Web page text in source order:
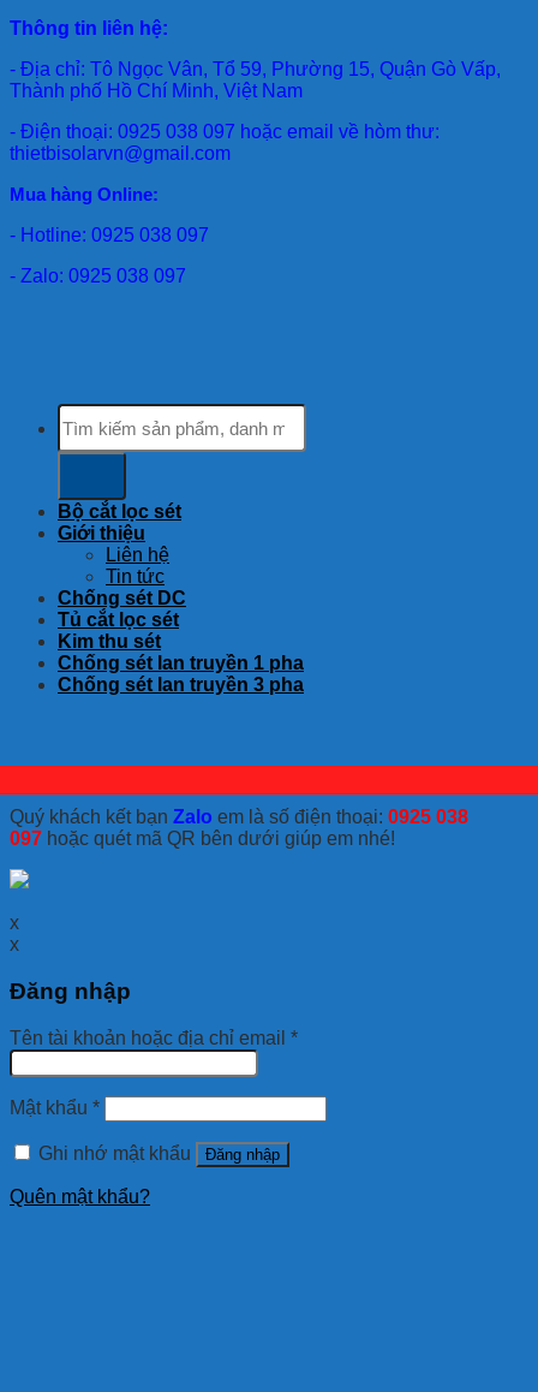
Thông tin liên hệ:
- Địa chỉ: Tô Ngọc Vân, Tổ 59, Phường 15, Quận Gò Vấp,
Thành phố Hồ Chí Minh, Việt Nam
- Điện thoại: 0925 038 097 hoặc email về hòm thư:
thietbisolarvn@gmail.com
Mua hàng Online:
- Hotline: 0925 038 097
- Zalo: 0925 038 097
Tìm
kiếm:
Bộ cắt lọc sét
Giới thiệu
Liên hệ
Tin tức
Chống sét DC
Tủ cắt lọc sét
Kim thu sét
Chống sét lan truyền 1 pha
Chống sét lan truyền 3 pha
Quý khách kết bạn Zalo em là số điện thoại: 0925 038
097 hoặc quét mã QR bên dưới giúp em nhé!
x
x
Đăng nhập
Tên tài khoản hoặc địa chỉ email *
Mật khẩu *
Ghi nhớ mật khẩu Đăng nhập
Quên mật khẩu?